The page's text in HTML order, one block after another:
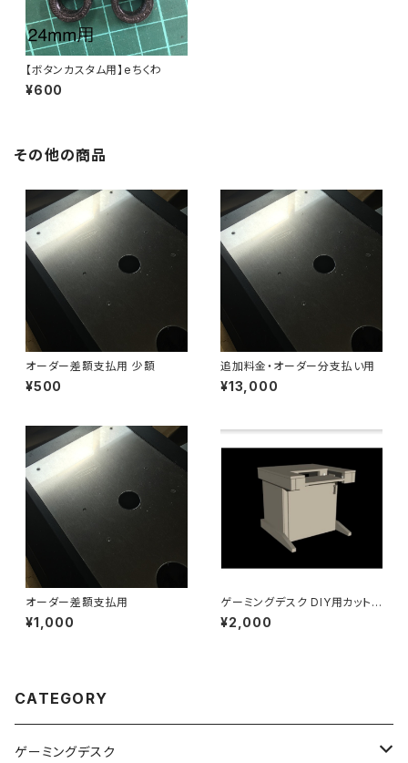
【ボタンカスタム用】eちくわ
¥600
その他の商品
オーダー差額支払用 少額
¥500
追加料金・オーダー分支払い用
¥13,000
オーダー差額支払用
¥1,000
ゲーミングデスク DIY用カット
図面付き 組立説明書
¥2,000
CATEGORY
ゲーミングデスク